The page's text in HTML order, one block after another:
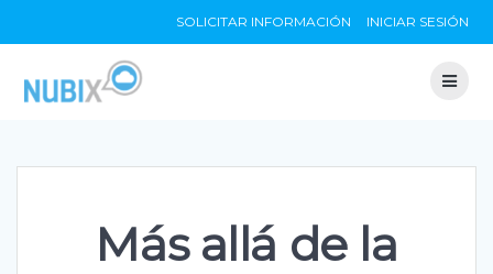
to
SOLICITAR INFORMACIÓN INICIAR SESIÓN
Más allá de la